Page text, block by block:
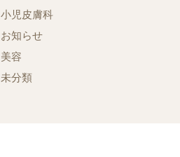
小児皮膚科
お知らせ
美容
未分類